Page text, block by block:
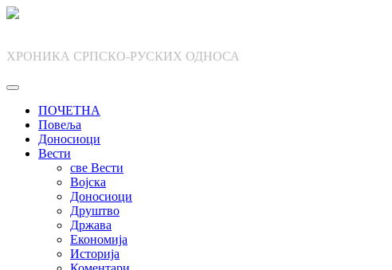
Skip
ХРОНИКА СРПСКО-РУСКИХ ОДНОСА
ПОЧЕТНА
Повеља
Доносиоци
Вести
све Вести
Војска
Доносиоци
Друштво
Држава
Економија
Историја